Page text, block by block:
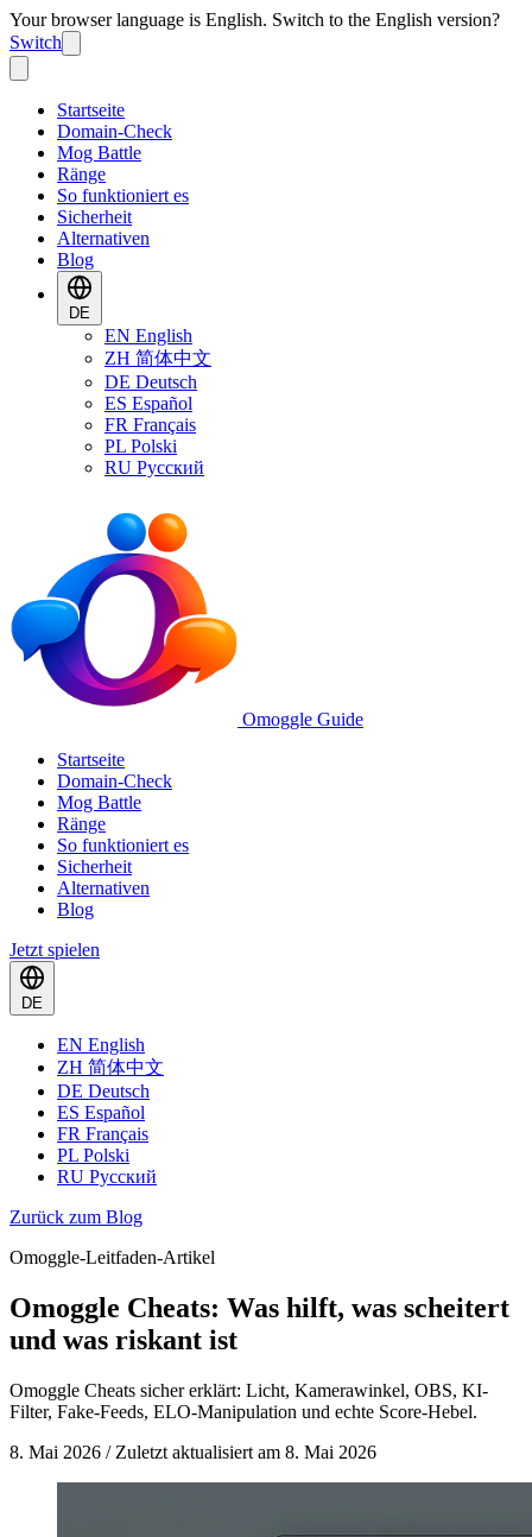
Your browser language is English. Switch to the English version?
Switch
Startseite
Domain-Check
Mog Battle
Ränge
So funktioniert es
Sicherheit
Alternativen
Blog
DE
EN English
ZH 简体中文
DE Deutsch
ES Español
FR Français
PL Polski
RU Русский
Omoggle Guide
Startseite
Domain-Check
Mog Battle
Ränge
So funktioniert es
Sicherheit
Alternativen
Blog
Jetzt spielen
DE
EN English
ZH 简体中文
DE Deutsch
ES Español
FR Français
PL Polski
RU Русский
Zurück zum Blog
Omoggle-Leitfaden-Artikel
Omoggle Cheats: Was hilft, was scheitert
und was riskant ist
Omoggle Cheats sicher erklärt: Licht, Kamerawinkel, OBS, KI-
Filter, Fake-Feeds, ELO-Manipulation und echte Score-Hebel.
8. Mai 2026 / Zuletzt aktualisiert am 8. Mai 2026